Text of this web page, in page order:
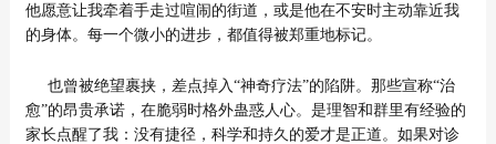
他愿意让我牵着手走过喧闹的街道，或是他在不安时主动靠近我
的身体。每一个微小的进步，都值得被郑重地标记。
也曾被绝望裹挟，差点掉入“神奇疗法”的陷阱。那些宣称“治
愈”的昂贵承诺，在脆弱时格外蛊惑人心。是理智和群里有经验的
家长点醒了我：没有捷径，科学和持久的爱才是正道。如果对诊